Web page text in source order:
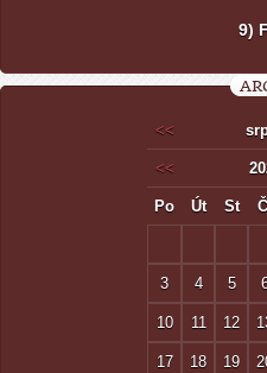
9)
<<
<<
Po Út St
3 4 5
10 11 12
17 18 19